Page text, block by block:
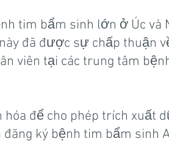
tim bẩm sinh lớn ở Úc và
đã được sự chấp thuận
viên tại các trung tâm
để cho phép trích xuất
ký bệnh tim bẩm sinh